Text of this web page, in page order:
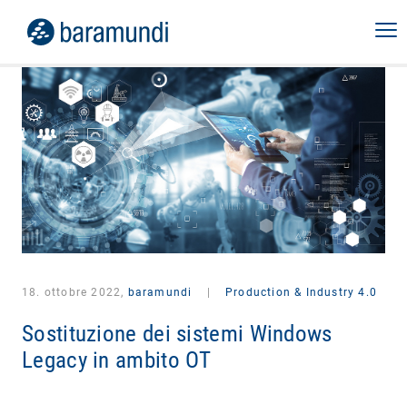
18. ottobre 2022, baramundi Production & Industry 4.0
Sostituzione dei sistemi Windows
Legacy in ambito OT